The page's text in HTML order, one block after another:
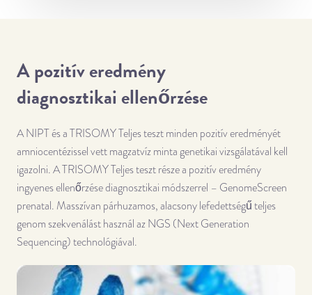
A pozitív eredmény
diagnosztikai ellenőrzése
A NIPT és a TRISOMY Teljes teszt minden pozitív eredményét
amniocentézissel vett magzatvíz minta genetikai vizsgálatával kell
igazolni. A TRISOMY Teljes teszt része a pozitív eredmény
ingyenes ellenőrzése diagnosztikai módszerrel – GenomeScreen
prenatal. Masszívan párhuzamos, alacsony lefedettségű teljes
genom szekvenálást használ az NGS (Next Generation
Sequencing) technológiával.